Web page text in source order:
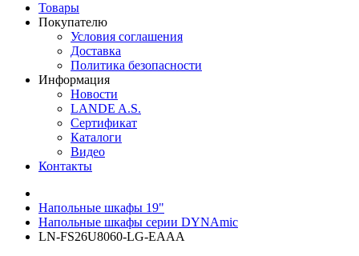
Товары
Покупателю
Условия соглашения
Доставка
Политика безопасности
Информация
Новости
LANDE A.S.
Сертификат
Каталоги
Видео
Контакты
Напольные шкафы 19"
Напольные шкафы серии DYNAmic
LN-FS26U8060-LG-EAAA